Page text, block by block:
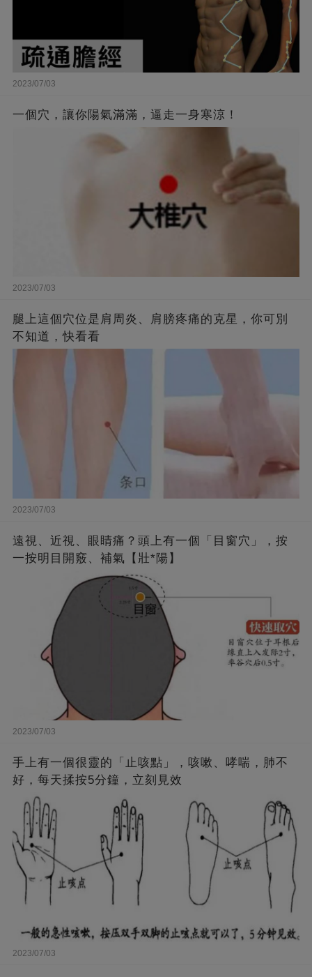
2023/07/03
一個穴，讓你陽氣滿滿，逼走一身寒涼！
2023/07/03
腿上這個穴位是肩周炎、肩膀疼痛的克星，你可別
不知道，快看看
2023/07/03
遠視、近視、眼睛痛？頭上有一個「目窗穴」，按
一按明目開竅、補氣【壯*陽】
2023/07/03
手上有一個很靈的「止咳點」，咳嗽、哮喘，肺不
好，每天揉按5分鐘，立刻見效
2023/07/03